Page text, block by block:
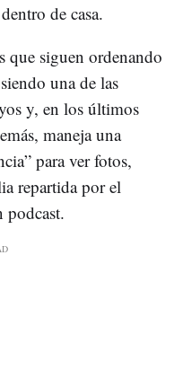
de casa.
que siguen ordenando
una de las
y, en los últimos
maneja una
para ver fotos,
repartida por el